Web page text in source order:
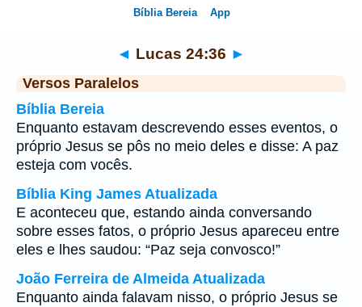
◄ Lucas 24:36 ►
Versos Paralelos
Bíblia Bereia
Enquanto estavam descrevendo esses eventos, o
próprio Jesus se pôs no meio deles e disse: A paz
esteja com vocês.
Bíblia King James Atualizada
E aconteceu que, estando ainda conversando
sobre esses fatos, o próprio Jesus apareceu entre
eles e lhes saudou: “Paz seja convosco!”
João Ferreira de Almeida Atualizada
Enquanto ainda falavam nisso, o próprio Jesus se